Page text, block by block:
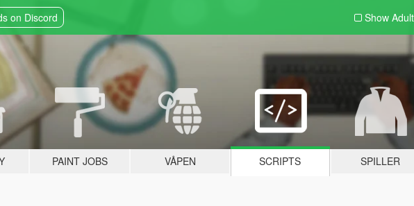
on Discord Show Adult
PAINT JOBS VÅPEN SCRIPTS SPILLER